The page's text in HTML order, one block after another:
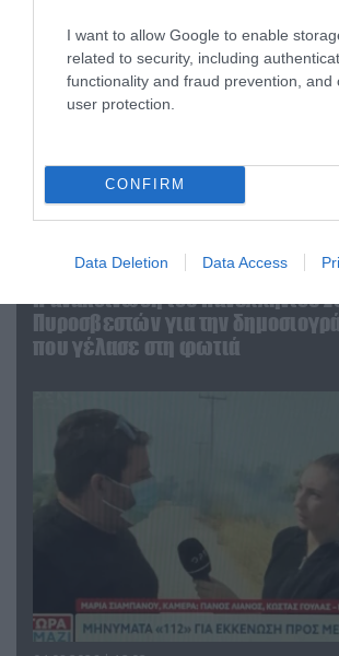
I want to allow Google to enable
related to security, including
functionality and fraud prevention, and
user protection.
CONFIRM
Data Deletion Data Access
04.08.2026 | 13:02
Η ανακοίνωση του Πανελλήνιου
Πυροσβεστών για την
που γέλασε στη φωτιά